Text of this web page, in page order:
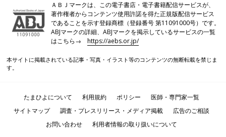
ＡＢＪマークは、この電子書店・電子書籍配信サービスが、
著作権者からコンテンツ使用許諾を得た正規版配信サービス
であることを示す登録商標（登録番号 第11091000号）です。
ABJマークの詳細、ABJマークを掲示しているサービスの一覧
はこちら→https://aebs.or.jp/
本サイトに掲載されている記事・写真・イラスト等のコンテンツの無断転載を禁じま
す。
たまひよについて 利用規約 ポリシー
医師・専門家一覧
サイトマップ
調査・プレスリリース・メディア掲載
広告のご相談
お問い合わせ
利用者情報の取り扱いについて